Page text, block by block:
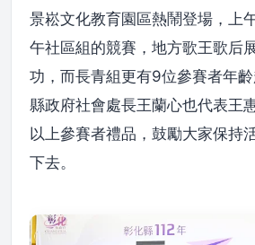
景崧文化教育園區熱鬧登場，上
午社區組的競賽，地方歌王歌后
功，而長青組更有9位參賽者年
縣政府社會處長王蘭心也代表王
以上參賽者禮品，鼓勵大家保持
下去。